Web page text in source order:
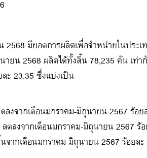
มียอดการผลิตเพื่อจำหน่ายในประ
ยน 2568 ผลิตได้ทั้งสิ้น 78,235 คัน เท่
ะ 23.35 ซึ่งแบ่งเป็น
จากเดือนมกราคม-มิถุนายน 2567 ร้อย
ลงจากเดือนมกราคม-มิถุนายน 2567 ร้
ากเดือนมกราคม-มิถุนายน 2567 ร้อยละ